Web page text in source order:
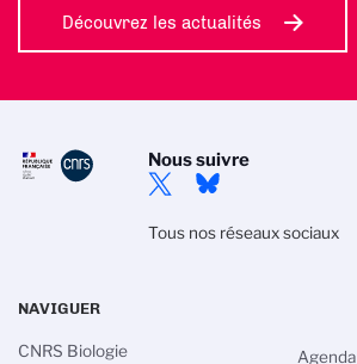
Découvrez les actualités
Nous suivre
Tous nos réseaux sociaux
NAVIGUER
CNRS Biologie Agenda